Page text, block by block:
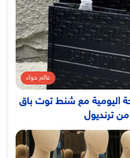
عالم حواء
اليومية مع شنط توت باق
ترنديول